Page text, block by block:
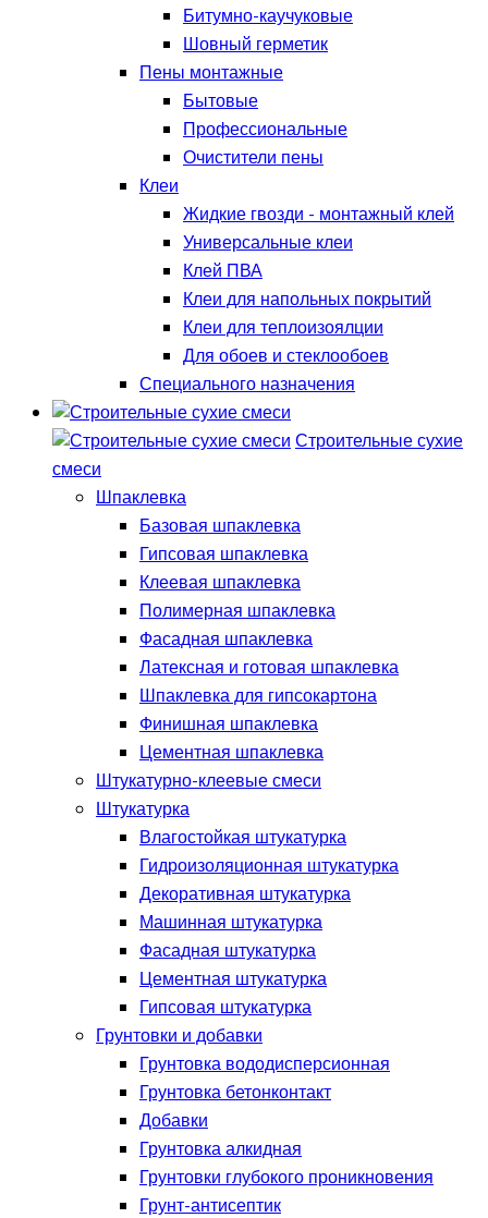
Битумно-каучуковые
Шовный герметик
Пены монтажные
Бытовые
Профессиональные
Очистители пены
Клеи
Жидкие гвозди - монтажный клей
Универсальные клеи
Клей ПВА
Клеи для напольных покрытий
Клеи для теплоизоялции
Для обоев и стеклообоев
Специального назначения
Строительные сухие
смеси
Шпаклевка
Базовая шпаклевка
Гипсовая шпаклевка
Клеевая шпаклевка
Полимерная шпаклевка
Фасадная шпаклевка
Латексная и готовая шпаклевка
Шпаклевка для гипсокартона
Финишная шпаклевка
Цементная шпаклевка
Штукатурно-клеевые смеси
Штукатурка
Влагостойкая штукатурка
Гидроизоляционная штукатурка
Декоративная штукатурка
Машинная штукатурка
Фасадная штукатурка
Цементная штукатурка
Гипсовая штукатурка
Грунтовки и добавки
Грунтовка вододисперсионная
Грунтовка бетонконтакт
Добавки
Грунтовка алкидная
Грунтовки глубокого проникновения
Грунт-антисептик